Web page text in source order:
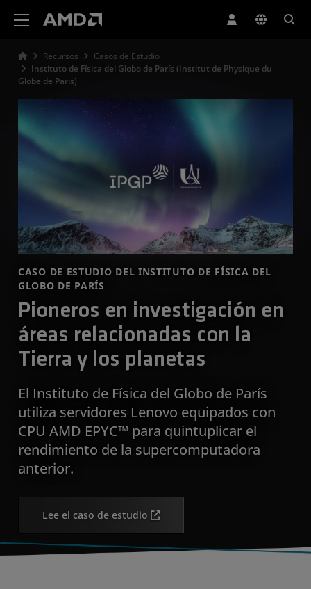
Recursos
Casos de Estudio
Instituto de Física del Globo de París (Institut de Physique du
Globe de Paris)
CASO DE ESTUDIO DEL INSTITUTO DE FÍSICA DEL
GLOBO DE PARÍS
Pioneros en investigación en
áreas relacionadas con la
Tierra y los planetas
El Instituto de Física del Globo de París
utiliza servidores Lenovo equipados con
CPU AMD EPYC™ para quintuplicar el
rendimiento de la supercomputadora
anterior.
Lee el caso de estudio